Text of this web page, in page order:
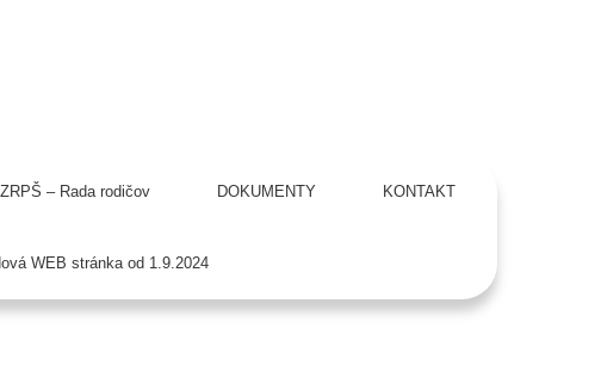
ZRPŠ – Rada rodičov DOKUMENTY KONTAKT
WEB stránka od 1.9.2024